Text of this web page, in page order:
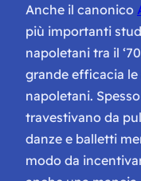
Anche il canonico
più importanti
napoletani tra il
grande efficacia
napoletani.
travestivano da
danze e balletti
modo da